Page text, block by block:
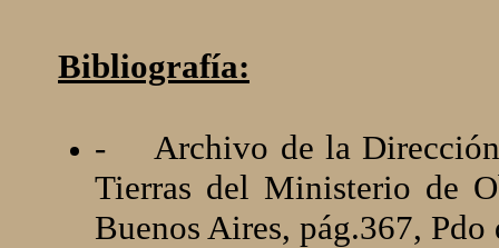
Bibliografía:
-
Archivo de la
Tierras del Ministerio de
Buenos Aires, pág.367,